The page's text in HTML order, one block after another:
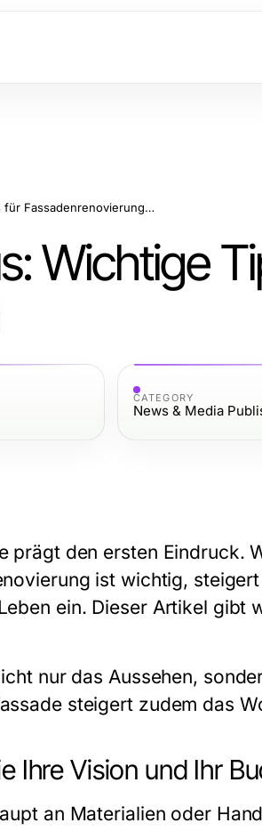
Frischer Look für Ihr Haus: Wichtige Tipps für Fassadenrenovierungen
Wichtige
CATEGORY
News & Media
prägt den ersten Eindruck.
ist wichtig,
ein. Dieser Artikel gibt
nur das Aussehen,
steigert zudem das
Ihre Vision und Ihr
an Materialien oder